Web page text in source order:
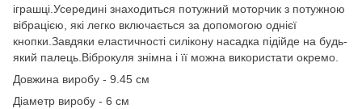
іграшці.Усередині знаходиться потужний моторчик з потужною
вібрацією, які легко включається за допомогою однієї
кнопки.Завдяки еластичності силікону насадка підійде на будь-
який палець.Віброкуля знімна і її можна використати окремо.
Довжина виробу - 9.45 cм
Діаметр виробу - 6 см